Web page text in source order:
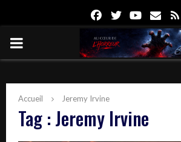
FacebookTwitterYoutube
Email
PRIMARY
Accueil Jeremy Irvine
Tag : Jeremy Irvine